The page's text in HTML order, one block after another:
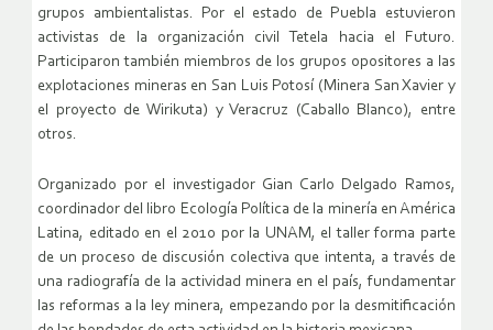
grupos ambientalistas. Por el estado de Puebla estuvieron
activistas de la organización civil Tetela hacia el Futuro.
Participaron también miembros de los grupos opositores a las
explotaciones mineras en San Luis Potosí (Minera San Xavier y
el proyecto de Wirikuta) y Veracruz (Caballo Blanco), entre
otros.
Organizado por el investigador Gian Carlo Delgado Ramos,
coordinador del libro Ecología Política de la minería en América
Latina, editado en el 2010 por la UNAM, el taller forma parte
de un proceso de discusión colectiva que intenta, a través de
una radiografía de la actividad minera en el país, fundamentar
las reformas a la ley minera, empezando por la desmitificación